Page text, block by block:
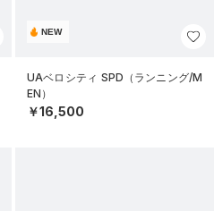
NEW
UAベロシティ SPD（ランニング/M
EN）
￥16,500